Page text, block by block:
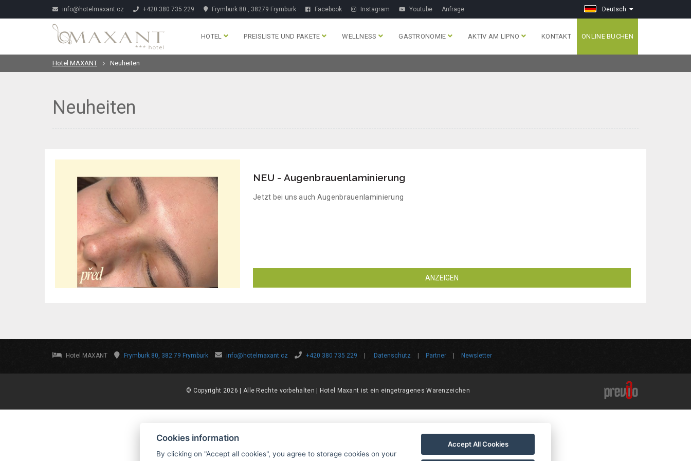
info@hotelmaxant.cz +420 380 735 229 Frymburk 80 , 38279 Frymburk Facebook Instagram Youtube Anfrage Deutsch
HOTEL PREISLISTE UND PAKETE WELLNESS GASTRONOMIE AKTIV AM LIPNO KONTAKT ONLINE BUCHEN
Hotel MAXANT Neuheiten
Neuheiten
NEU - Augenbrauenlaminierung
Jetzt bei uns auch Augenbrauenlaminierung
ANZEIGEN
Hotel MAXANT Frymburk 80, 382 79 Frymburk info@hotelmaxant.cz +420 380 735 229 Datenschutz Partner Newsletter
© Copyright 2026 | Alle Rechte vorbehalten | Hotel Maxant ist ein eingetragenes Warenzeichen
Cookies information
By clicking on "Accept all cookies", you agree to storage cookies on your
Accept All Cookies